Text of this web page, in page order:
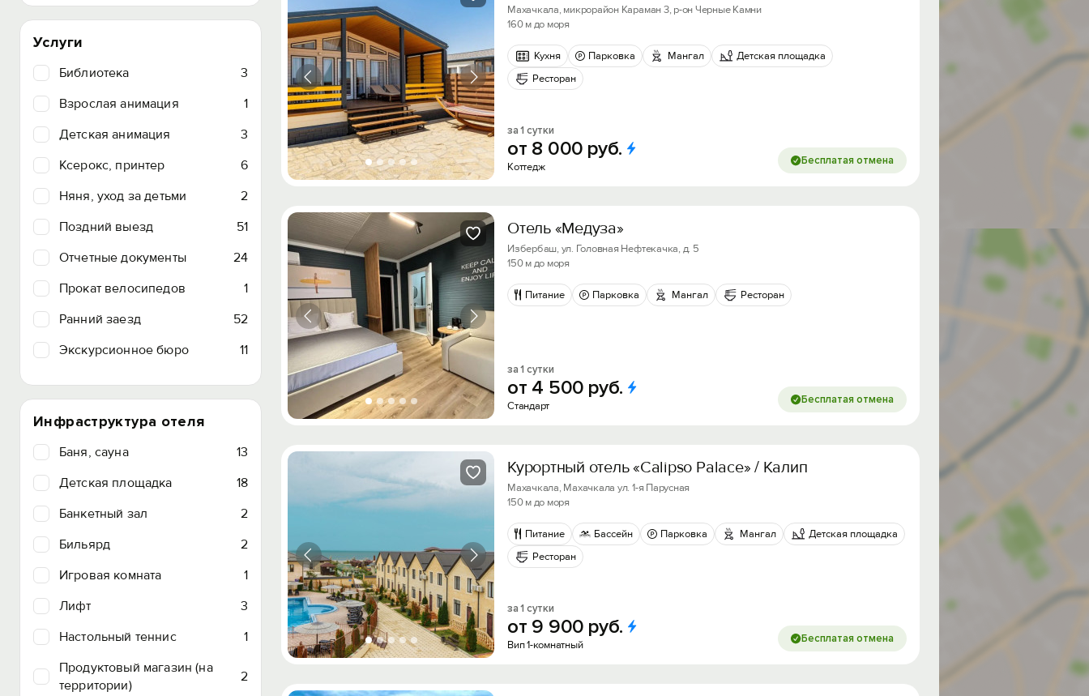
Услуги
Библиотека
3
Взрослая анимация
1
Детская анимация
3
Ксерокс, принтер
6
Няня, уход за детьми
2
Поздний выезд
51
Отчетные документы
24
Прокат велосипедов
1
Ранний заезд
52
Экскурсионное бюро
11
Инфраструктура отеля
Баня, сауна
13
Детская площадка
18
Банкетный зал
2
Бильярд
2
Игровая комната
1
Лифт
3
Настольный теннис
1
Продуктовый магазин (на
территории)
2
Махачкала, микрорайон Караман 3, р-он Черные Камни
160 м до моря
Кухня Парковка Мангал
Детская площадка
Ресторан
за 1 сутки
от 8 000 руб.
Коттедж Бесплатая отмена
Отель «Медуза»
Избербаш, ул. Головная Нефтекачка, д. 5
150 м до моря
Питание Парковка Мангал Ресторан
за 1 сутки
от 4 500 руб.
Стандарт Бесплатая отмена
Курортный отель «Calipso Palace» / Калипсо Палас
Махачкала, Махачкала ул. 1-я Парусная
150 м до моря
Питание Бассейн Парковка Мангал
Детская площадка
Ресторан
за 1 сутки
от 9 900 руб.
Вип 1-комнатный Бесплатая отмена